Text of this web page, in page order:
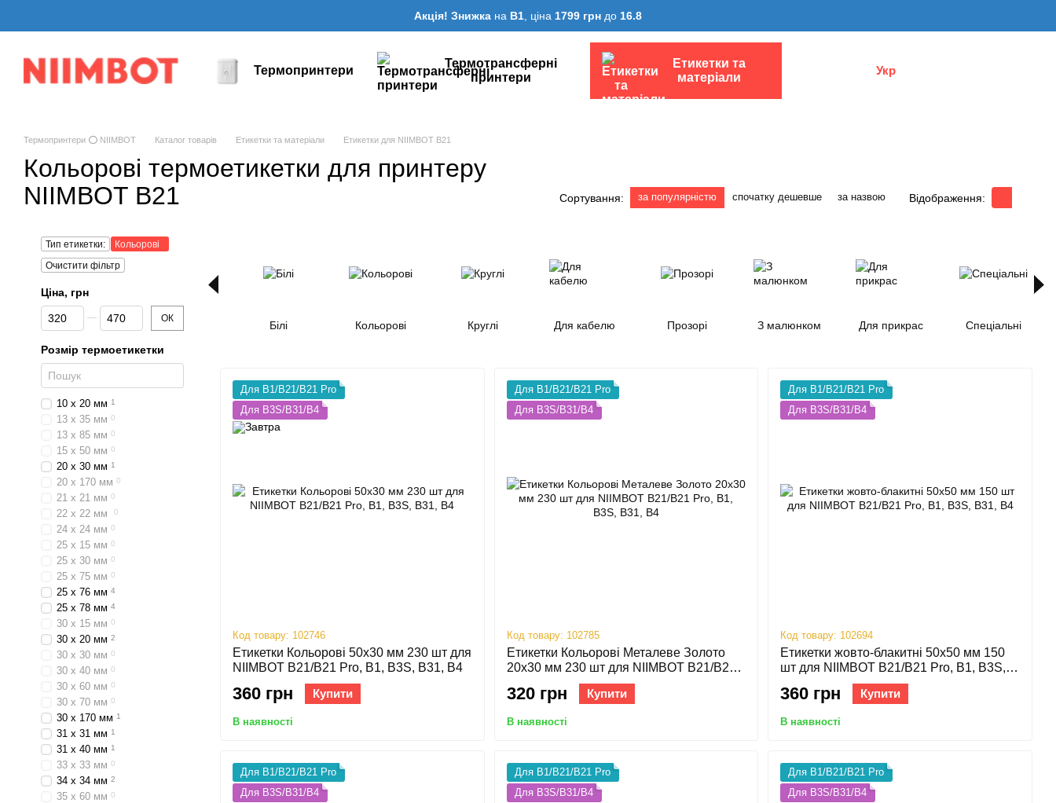
Акція! Знижка на B1 , ціна 1799 грн до 16.8
Термопринтери
Термотрансферні
принтери
Етикетки та
матеріали
Укр
Термопринтери ⭕ NIIMBOT Каталог товарів Етикетки та матеріали Етикетки для NIIMBOT B21
Кольорові термоетикетки для принтеру
NIIMBOT B21
Сортування: за популярністю спочатку дешевше за назвою Відображення:
Білі Кольорові Круглі Для кабелю Прозорі З малюнком Для прикрас Спеціальні
Для B1/B21/B21 Pro
Для B3S/B31/B4
Код товару: 102746
Етикетки Кольорові 50х30 мм 230 шт для
NIIMBOT B21/B21 Pro, B1, B3S, B31, B4
360 грн Купити
В наявності
Для B1/B21/B21 Pro
Для B3S/B31/B4
Код товару: 102785
Етикетки Кольорові Металеве Золото
20х30 мм 230 шт для NIIMBOT B21/B21
Pro, B1, B3S, B31, B4
320 грн Купити
В наявності
Для B1/B21/B21 Pro
Для B3S/B31/B4
Код товару: 102694
Етикетки жовто-блакитні 50х50 мм 150
шт для NIIMBOT B21/B21 Pro, B1, B3S,
360 грн Купити
В наявності
Для B1/B21/B21 Pro
Для B3S/B31/B4
Для B1/B21/B21 Pro
Для B3S/B31/B4
Для B1/B21/B21 Pro
Для B3S/B31/B4
Тип етикетки:
Кольорові
Очистити фільтр
Ціна, грн
Від Ціна, грн
До Ціна, грн ОК
Розмір термоетикетки
10 х 20 мм 1
13 х 35 мм 0
13 х 85 мм 0
15 х 50 мм 0
20 х 30 мм 1
20 х 170 мм 0
21 х 21 мм 0
22 х 22 мм 0
24 х 24 мм 0
25 х 15 мм 0
25 х 30 мм 0
25 х 75 мм 0
25 х 76 мм 4
25 х 78 мм 4
30 х 15 мм 0
30 х 20 мм 2
30 х 30 мм 0
30 х 40 мм 0
30 х 60 мм 0
30 х 70 мм 0
30 х 170 мм 1
31 х 31 мм 1
31 х 40 мм 1
33 х 33 мм 0
34 х 34 мм 2
35 х 60 мм 0